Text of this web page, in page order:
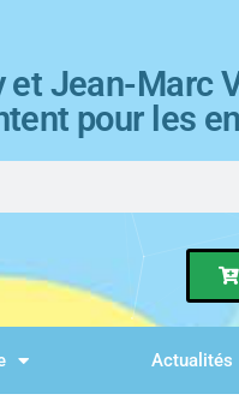
et Jean-Marc
pour les
Actualités